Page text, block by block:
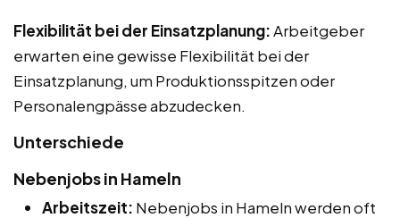
Flexibilität bei der Einsatzplanung:Arbeitgeber
erwarten eine gewisse Flexibilität bei der
Einsatzplanung, um Produktionsspitzen oder
Personalengpässe abzudecken.
Unterschiede
Nebenjobs in Hameln
Arbeitszeit: Nebenjobs in Hameln werden oft